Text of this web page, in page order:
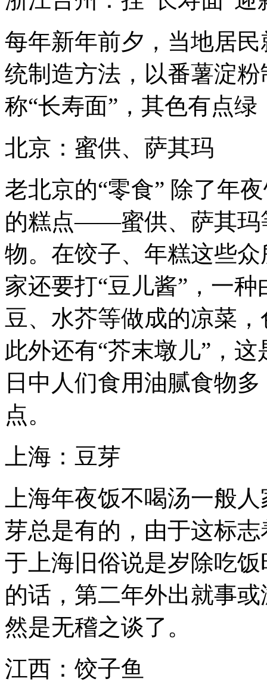
每年新年前夕，当地居
统制造方法，以番薯淀
称“长寿面”，其色有点
北京：蜜供、萨其玛
老北京的“零食” 除了年
的糕点——蜜供、萨其玛
物。在饺子、年糕这些
家还要打“豆儿酱”，一
豆、水芥等做成的凉菜
此外还有“芥末墩儿”，
日中人们食用油腻食物
点。
上海：豆芽
上海年夜饭不喝汤一般
芽总是有的，由于这标
于上海旧俗说是岁除吃
的话，第二年外出就事
然是无稽之谈了。
江西：饺子鱼